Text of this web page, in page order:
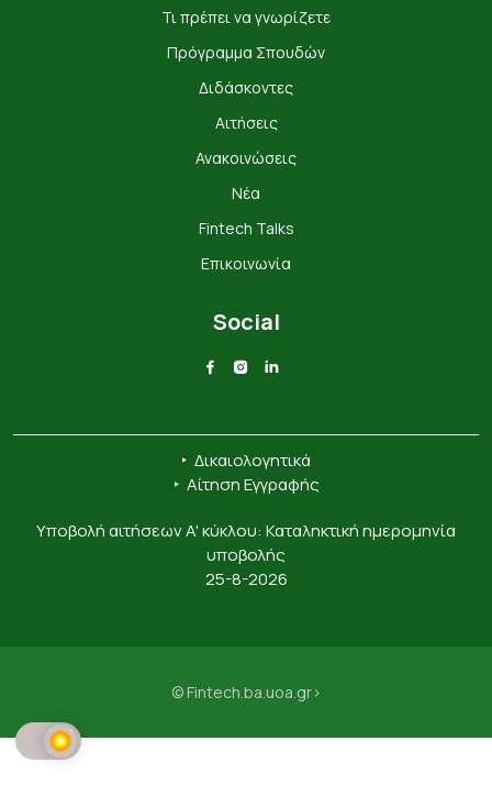
Τι πρέπει να γνωρίζετε
Πρόγραμμα Σπουδών
Διδάσκοντες
Αιτήσεις
Ανακοινώσεις
Νέα
Fintech Talks
Επικοινωνία
Social
‣ Δικαιολογητικά
‣ Αίτηση Εγγραφής
Υποβολή αιτήσεων A' κύκλου: Καταληκτική ημερομηνία
υποβολής
25-8-2026
© Fintech.ba.uoa.gr>